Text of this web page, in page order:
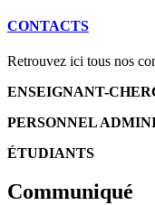
CONTACTS
Retrouvez ici tous nos
ENSEIGNANT-
PERSONNEL
ÉTUDIANTS
Communiqué